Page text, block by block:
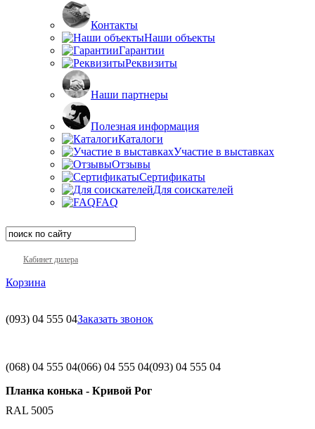
Контакты
Наши объекты
Гарантии
Реквизиты
Наши партнеры
Полезная информация
Каталоги
Участие в выставках
Отзывы
Сертификаты
Для соискателей
FAQ
Кабинет дилера
Корзина
(093) 04 555 04Заказать звонок
(068) 04 555 04(066) 04 555 04(093) 04 555 04
Планка конька - Кривой Рог
RAL 5005